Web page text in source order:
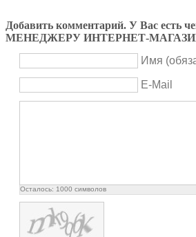
Добавить комментарий. У Вас
МЕНЕДЖЕРУ ИНТЕРНЕТ-
Имя
E-Mail
Осталось: 1000 символов